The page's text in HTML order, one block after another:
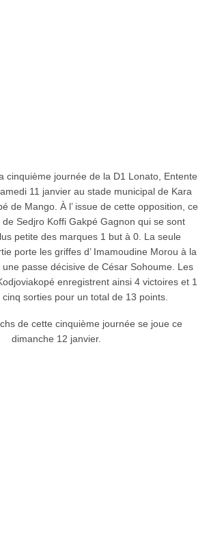
cinquième journée de la D1 Lonato, Entente
11 janvier au stade municipal de Kara
de Mango. À l’ issue de cette opposition, ce
Sedjro Koffi Gakpé Gagnon qui se sont
petite des marques 1 but à 0. La seule
porte les griffes d’ Imamoudine Morou à la
passe décisive de César Sohoume. Les
enregistrent ainsi 4 victoires et 1
sorties pour un total de 13 points.
de cette cinquième journée se joue ce
dimanche 12 janvier.